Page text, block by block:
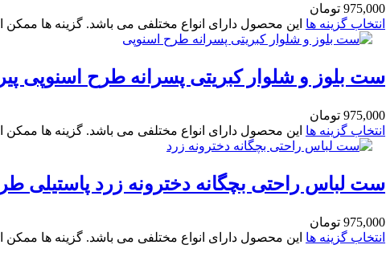
975,000 تومان
انتخاب گزینه ها این محصول دارای انواع مختلفی می باشد. گزینه ها
ست بلوز و شلوار کبریتی پسرانه طرح اسنوپی پیراهن
975,000 تومان
انتخاب گزینه ها این محصول دارای انواع مختلفی می باشد. گزینه ها
ست لباس راحتی بچگانه دخترونه زرد پاستیلی طرح
975,000 تومان
انتخاب گزینه ها این محصول دارای انواع مختلفی می باشد. گزینه ها